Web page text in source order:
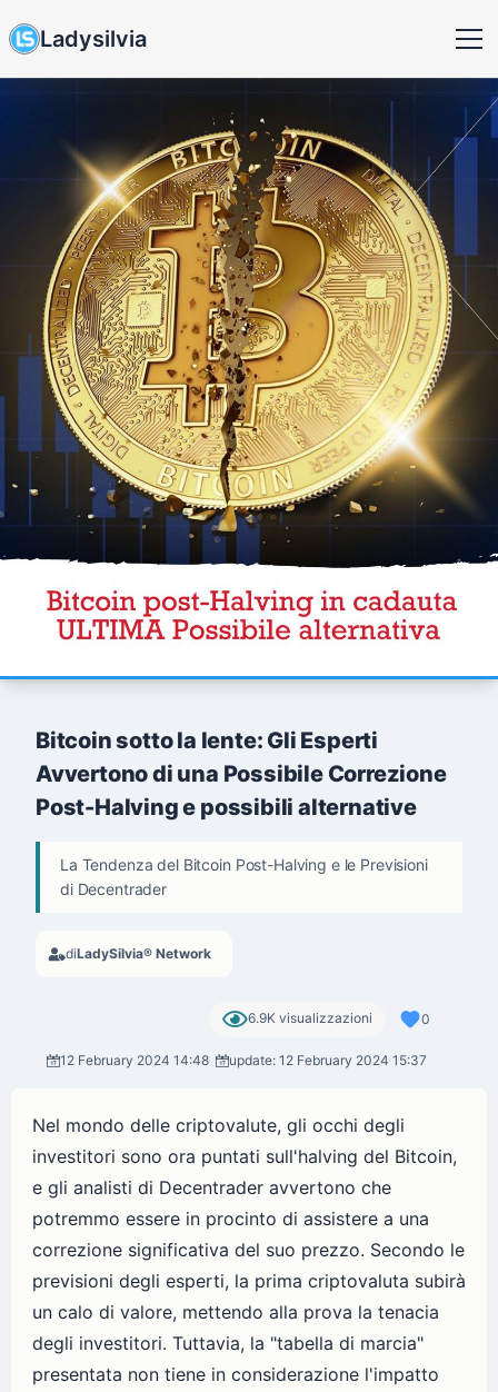
Ladysilvia
Bitcoin sotto la lente: Gli Esperti
Avvertono di una Possibile Correzione
Post-Halving e possibili alternative
La Tendenza del Bitcoin Post-Halving e le Previsioni
di Decentrader
diLadySilvia® Network
6.9K visualizzazioni 0
12 February 2024 14:48 update: 12 February 2024 15:37
Nel mondo delle criptovalute, gli occhi degli
investitori sono ora puntati sull'halving del Bitcoin,
e gli analisti di Decentrader avvertono che
potremmo essere in procinto di assistere a una
correzione significativa del suo prezzo. Secondo le
previsioni degli esperti, la prima criptovaluta subirà
un calo di valore, mettendo alla prova la tenacia
degli investitori. Tuttavia, la "tabella di marcia"
presentata non tiene in considerazione l'impatto